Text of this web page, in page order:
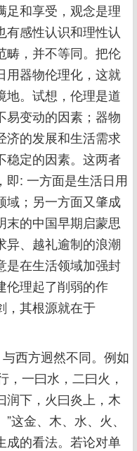
足和享受，观念是理
感性认识和理性认
畴，并不等同。把伦
用器物伦理化，这就
地。试想，伦理是道
易变动的因素；器物
济的发展和生活需求
稳定的因素。这两者
即: 一方面是生活日用
域；另一方面又肇成
末的中国早期启蒙思
异、越礼逾制的浪潮
是在生活领域加强封
伦理起了削弱的作
，其根源就在于
西方迥然不同。例如
，一曰水，二曰火，
润下，火曰炎上，木
这金、木、水、火、
成的看法。若论对单